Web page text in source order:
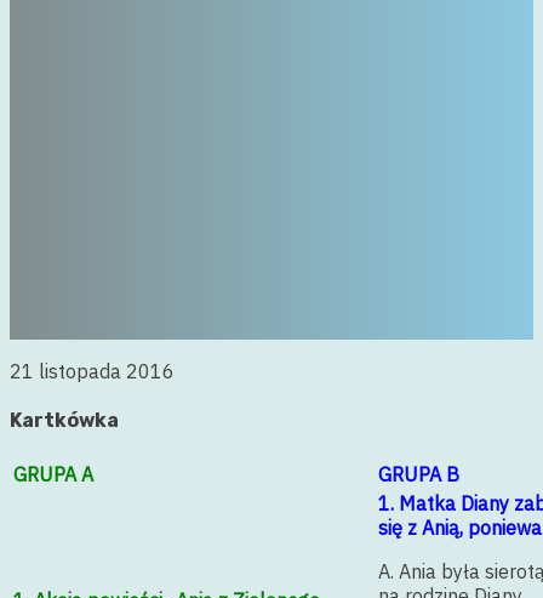
21 listopada 2016
Kartkówka
GRUPA A GRUPA B
1. Matka Diany
się z Anią,
A. Ania była